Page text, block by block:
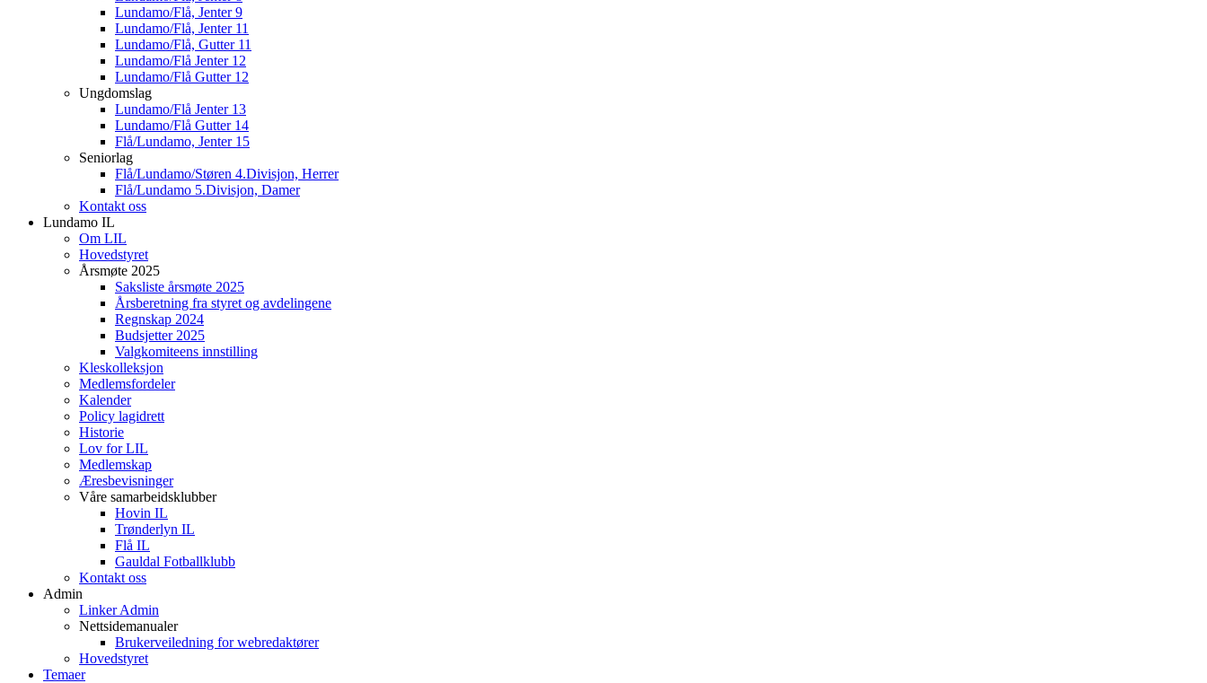
Lundamo/Flå, Jenter 9
Lundamo/Flå, Jenter 11
Lundamo/Flå, Gutter 11
Lundamo/Flå Jenter 12
Lundamo/Flå Gutter 12
Ungdomslag
Lundamo/Flå Jenter 13
Lundamo/Flå Gutter 14
Flå/Lundamo, Jenter 15
Seniorlag
Flå/Lundamo/Støren 4.Divisjon, Herrer
Flå/Lundamo 5.Divisjon, Damer
Kontakt oss
Lundamo IL
Om LIL
Hovedstyret
Årsmøte 2025
Saksliste årsmøte 2025
Årsberetning fra styret og avdelingene
Regnskap 2024
Budsjetter 2025
Valgkomiteens innstilling
Kleskolleksjon
Medlemsfordeler
Kalender
Policy lagidrett
Historie
Lov for LIL
Medlemskap
Æresbevisninger
Våre samarbeidsklubber
Hovin IL
Trønderlyn IL
Flå IL
Gauldal Fotballklubb
Kontakt oss
Admin
Linker Admin
Nettsidemanualer
Brukerveiledning for webredaktører
Hovedstyret
Temaer